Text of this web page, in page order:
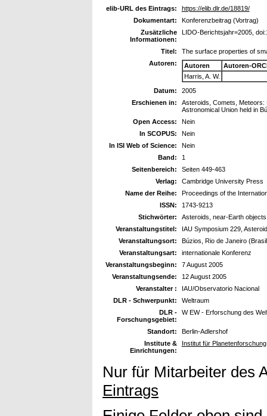
elib-URL des Eintrags:
https://elib.dlr.de/18819/
Dokumentart:
Konferenzbeitrag (Vortrag)
Zusätzliche
Informationen:
LIDO-Berichtsjahr=2005,
Titel:
The surface properties of
Autoren:
Autoren
Autoren-
Harris, A. W.
Datum:
2005
Erschienen in:
Asteroids, Comets, Meteors:
Astronomical Union held in
Open Access:
Nein
In SCOPUS:
Nein
In ISI Web of Science:
Nein
Band:
1
Seitenbereich:
Seiten 449-463
Verlag:
Cambridge University Press
Name der Reihe:
Proceedings of the
ISSN:
1743-9213
Stichwörter:
Asteroids, near-Earth
Veranstaltungstitel:
IAU Symposium 229,
Veranstaltungsort:
Búzios, Rio de Janeiro
Veranstaltungsart:
internationale Konferenz
Veranstaltungsbeginn:
7 August 2005
Veranstaltungsende:
12 August 2005
Veranstalter :
IAU/Observatorio Nacional
DLR - Schwerpunkt:
Weltraum
DLR -
Forschungsgebiet:
W EW - Erforschung des
Standort:
Berlin-Adlershof
Institute &
Einrichtungen:
Institut für Planetenforschung
Nur für Mitarbeiter des
Eintrags